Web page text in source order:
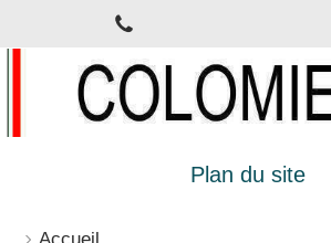
Plan du site